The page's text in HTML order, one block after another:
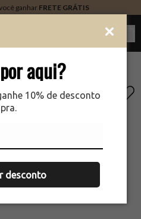
aqui?
10% de desconto
desconto
ganhar FRETE GRÁTIS